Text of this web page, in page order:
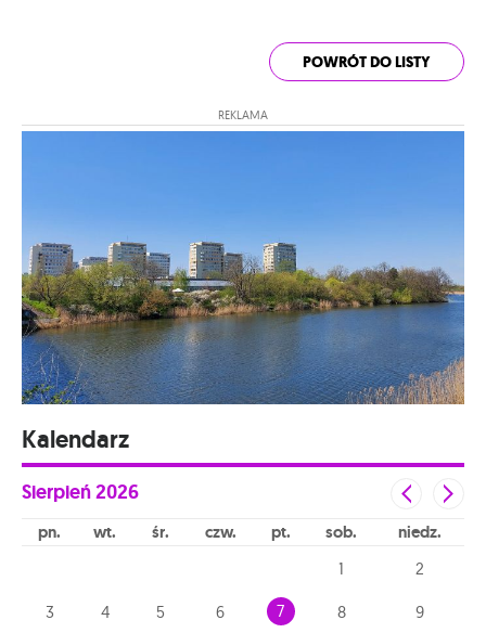
POWRÓT DO LISTY
REKLAMA
Kalendarz
Sierpień2026
pn wt śr czw pt sob niedz
1 2
3 4 5 6 7 8 9